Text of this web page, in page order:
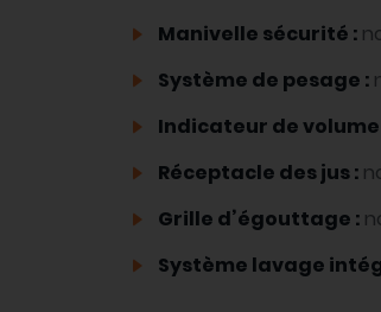
Manivelle sécurité :
Système de pesage :
Indicateur de
Réceptacle des jus :
Grille d’égouttage :
Système lavage